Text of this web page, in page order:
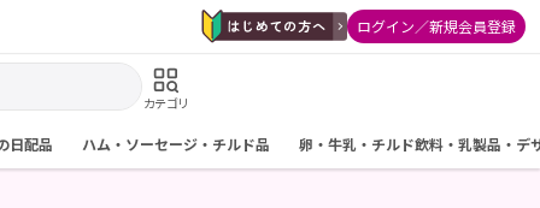
ログイン／新規会員登録
カテゴリ
日配品 ハム・ソーセージ・チルド品 卵・牛乳・チルド飲料・乳製品・デ